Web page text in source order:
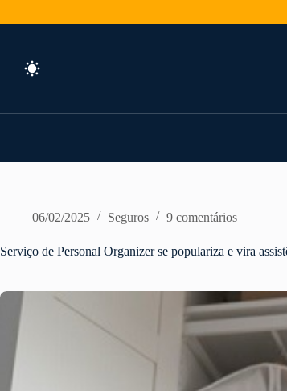
06/02/2025 Seguros 9 comentários
Serviço de Personal Organizer se populariza e vira